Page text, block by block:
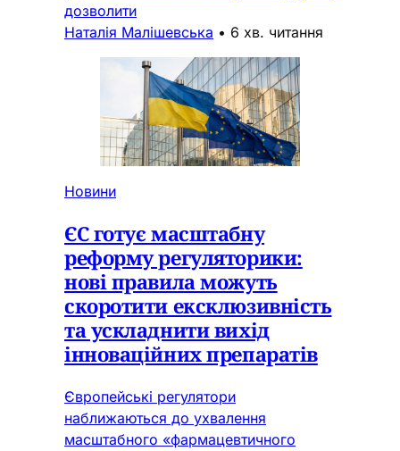
дозволити
Наталія Малішевська • 6 хв. читання
Новини
ЄС готує масштабну
реформу регуляторики:
нові правила можуть
скоротити ексклюзивність
та ускладнити вихід
інноваційних препаратів
Європейські регулятори
наближаються до ухвалення
масштабного «фармацевтичного